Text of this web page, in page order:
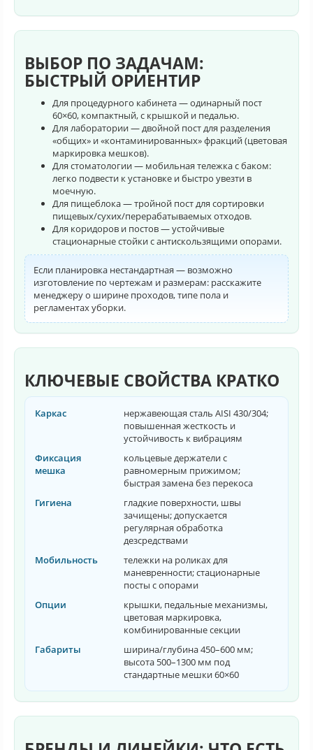
ВЫБОР ПО ЗАДАЧАМ:
БЫСТРЫЙ ОРИЕНТИР
Для процедурного кабинета — одинарный пост
60×60, компактный, с крышкой и педалью.
Для лаборатории — двойной пост для разделения
«общих» и «контаминированных» фракций (цветовая
маркировка мешков).
Для стоматологии — мобильная тележка с баком:
легко подвести к установке и быстро увезти в
моечную.
Для пищеблока — тройной пост для сортировки
пищевых/сухих/перерабатываемых отходов.
Для коридоров и постов — устойчивые
стационарные стойки с антискользящими опорами.
Если планировка нестандартная — возможно
изготовление по чертежам и размерам: расскажите
менеджеру о ширине проходов, типе пола и
регламентах уборки.
КЛЮЧЕВЫЕ СВОЙСТВА КРАТКО
Каркас
нержавеющая сталь AISI 430/304;
повышенная жесткость и
устойчивость к вибрациям
Фиксация
мешка
кольцевые держатели с
равномерным прижимом;
быстрая замена без перекоса
Гигиена
гладкие поверхности, швы
зачищены; допускается
регулярная обработка
дезсредствами
Мобильность
тележки на роликах для
маневренности; стационарные
посты с опорами
Опции
крышки, педальные механизмы,
цветовая маркировка,
комбинированные секции
Габариты
ширина/глубина 450–600 мм;
высота 500–1300 мм под
стандартные мешки 60×60